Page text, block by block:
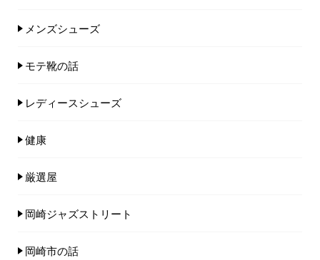
メンズシューズ
モテ靴の話
レディースシューズ
健康
厳選屋
岡崎ジャズストリート
岡崎市の話